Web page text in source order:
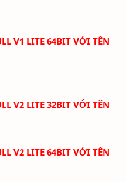
V1 LITE 64BIT VỚI TÊN
V2 LITE 32BIT VỚI TÊN
V2 LITE 64BIT VỚI TÊN